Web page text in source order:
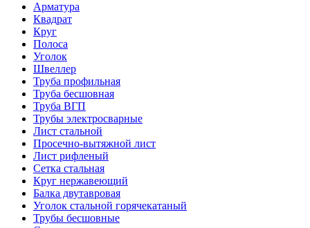
Арматура
Квадрат
Круг
Полоса
Уголок
Швеллер
Труба профильная
Труба бесшовная
Труба ВГП
Трубы электросварные
Лист стальной
Просечно-вытяжной лист
Лист рифленый
Сетка стальная
Круг нержавеющий
Балка двутавровая
Уголок стальной горячекатаный
Трубы бесшовные